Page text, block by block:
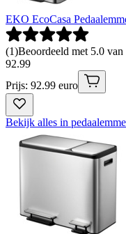
EKO EcoCasa
(1)Beoordeeld met 5.0
92.99
Prijs: 92.99 euro
Bekijk alles in